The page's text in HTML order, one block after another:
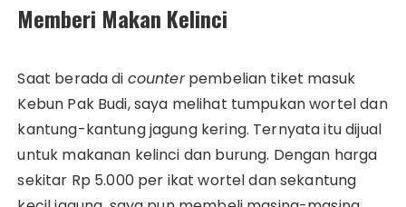
Memberi Makan Kelinci
Saat berada di counterpembelian tiket masuk
Kebun Pak Budi, saya melihat tumpukan wortel dan
kantung-kantung jagung kering. Ternyata itu dijual
untuk makanan kelinci dan burung. Dengan harga
sekitar Rp 5.000 per ikat wortel dan sekantung